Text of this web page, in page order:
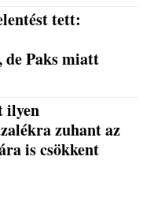
tett:
de Paks miatt
ilyen
zuhant az
is csökkent